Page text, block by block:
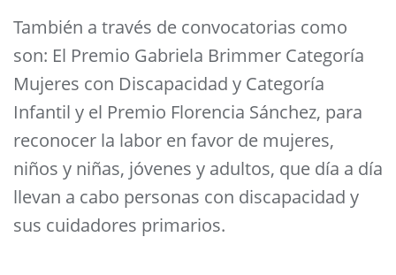
También a través de convocatorias como
son: El Premio Gabriela Brimmer Categoría
Mujeres con Discapacidad y Categoría
Infantil y el Premio Florencia Sánchez, para
reconocer la labor en favor de mujeres,
niños y niñas, jóvenes y adultos, que día a día
llevan a cabo personas con discapacidad y
sus cuidadores primarios.